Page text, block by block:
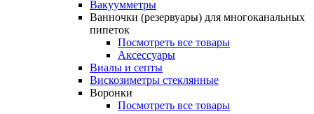
Вакуумметры
Ванночки (резервуары) для многоканальных
пипеток
Посмотреть все товары
Аксессуары
Виалы и септы
Вискозиметры стеклянные
Воронки
Посмотреть все товары